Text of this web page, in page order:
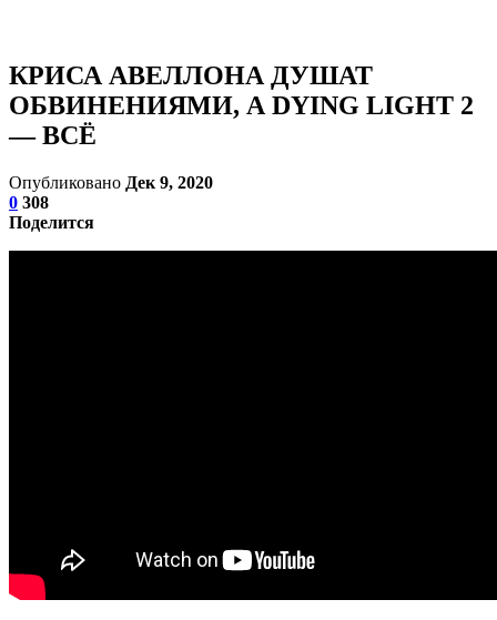
КРИСА АВЕЛЛОНА ДУШАТ
ОБВИНЕНИЯМИ, А DYING LIGHT 2
— ВСЁ
Опубликовано Дек 9, 2020
0 308
Поделится